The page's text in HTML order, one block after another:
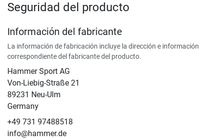
Seguridad del producto
Información del fabricante
La información de fabricación incluye la dirección e información
correspondiente del fabricante del producto.
Hammer Sport AG
Von-Liebig-Straße 21
89231 Neu-Ulm
Germany
+49 731 97488518
info@hammer.de